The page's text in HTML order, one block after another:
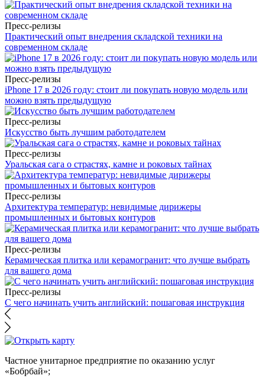
Пресс-релизы
Практический опыт внедрения складской техники на
современном складе
Пресс-релизы
iPhone 17 в 2026 году: стоит ли покупать новую модель или
можно взять предыдущую
Пресс-релизы
Искусство быть лучшим работодателем
Пресс-релизы
Уральская сага о страстях, камне и роковых тайнах
Пресс-релизы
Архитектура температур: невидимые дирижеры
промышленных и бытовых контуров
Пресс-релизы
Керамическая плитка или керамогранит: что лучше выбрать
для вашего дома
Пресс-релизы
С чего начинать учить английский: пошаговая инструкция
Частное унитарное предприятие по оказанию услуг
«Бобрбай»;